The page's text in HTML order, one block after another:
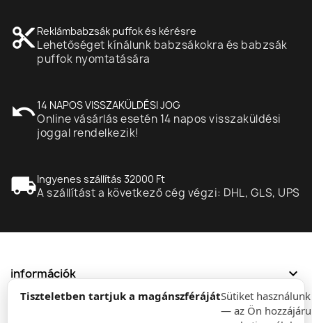
Tiszteletben tartjuk a magánszférájátSütiket
— az Ön
content_cut Reklámbabzsák puffok és kérésre
Lehetőséget kínálunk babzsákokra és babzsák
puffok nyomtatására
undo14 NAPOS VISSZAKÜLDÉSI JOG
Online vásárlás esetén 14 napos visszaküldési
joggal rendelkezik!
local_shippingIngyenes szállítás 32000 Ft
A szállítást a következő cég végzi: DHL, GLS, UPS
információk expand_more
expand_more